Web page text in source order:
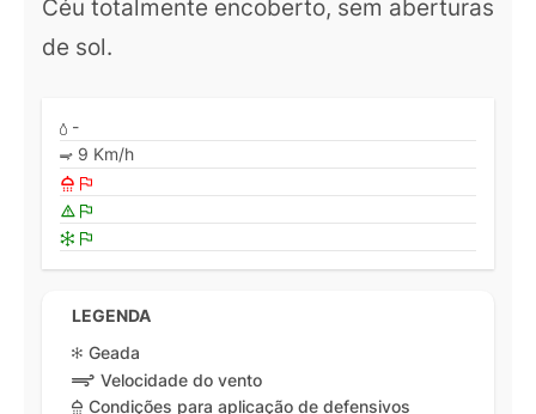
Céu totalmente encoberto, sem aberturas
de sol.
-
9 Km/h
LEGENDA
Geada
Velocidade do vento
Condições para aplicação de defensivos